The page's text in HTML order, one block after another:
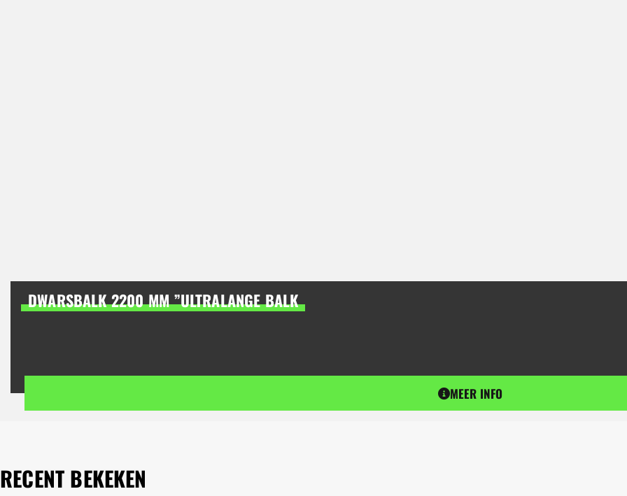
DWARSBALK 2200 MM ”ULTRALANGE BALK
MEER INFO
RECENT BEKEKEN